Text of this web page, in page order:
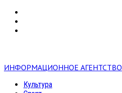
ИНФОРМАЦИОННОЕ АГЕНТСТВО
Культура